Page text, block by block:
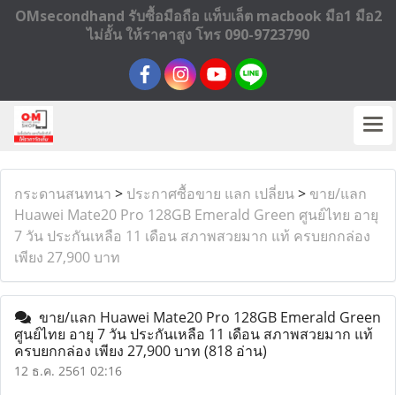
OMsecondhand รับซื้อมือถือ แท็บเล็ต macbook มือ1 มือ2
ไม่อั้น ให้ราคาสูง โทร 090-9723790
กระดานสนทนา > ประกาศซื้อขาย แลก เปลี่ยน> ขาย/แลก
Huawei Mate20 Pro 128GB Emerald Green ศูนย์ไทย อายุ
7 วัน ประกันเหลือ 11 เดือน สภาพสวยมาก แท้ ครบยกกล่อง
เพียง 27,900 บาท
ขาย/แลก Huawei Mate20 Pro 128GB Emerald Green
ศูนย์ไทย อายุ 7 วัน ประกันเหลือ 11 เดือน สภาพสวยมาก แท้
ครบยกกล่อง เพียง 27,900 บาท (818 อ่าน)
12 ธ.ค. 2561 02:16